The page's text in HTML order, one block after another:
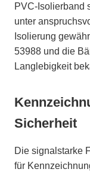
PVC-Isolierband
unter
Isolierung
53988 und die
Langlebigkeit
Sicherheit
Die signalstarke
für